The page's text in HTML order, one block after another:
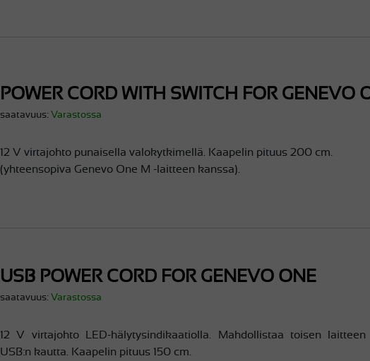
POWER CORD WITH SWITCH FOR GENEVO
saatavuus:Varastossa
12 V virtajohto punaisella valokytkimellä. Kaapelin pituus 200 cm.
(yhteensopiva Genevo One M -laitteen kanssa).
USB POWER CORD FOR GENEVO ONE
saatavuus:Varastossa
12 V virtajohto LED-hälytysindikaatiolla. Mahdollistaa toisen laitteen
USB:n kautta. Kaapelin pituus 150 cm.